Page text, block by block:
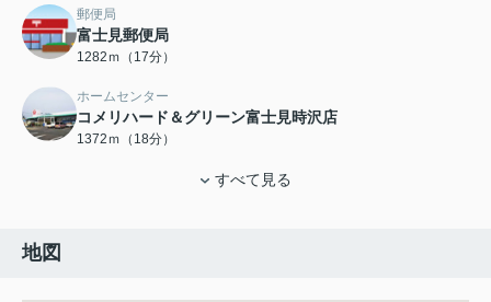
郵便局
富士見郵便局
1282ｍ（17分）
ホームセンター
コメリハード＆グリーン富士見時沢店
1372ｍ（18分）
すべて見る
地図